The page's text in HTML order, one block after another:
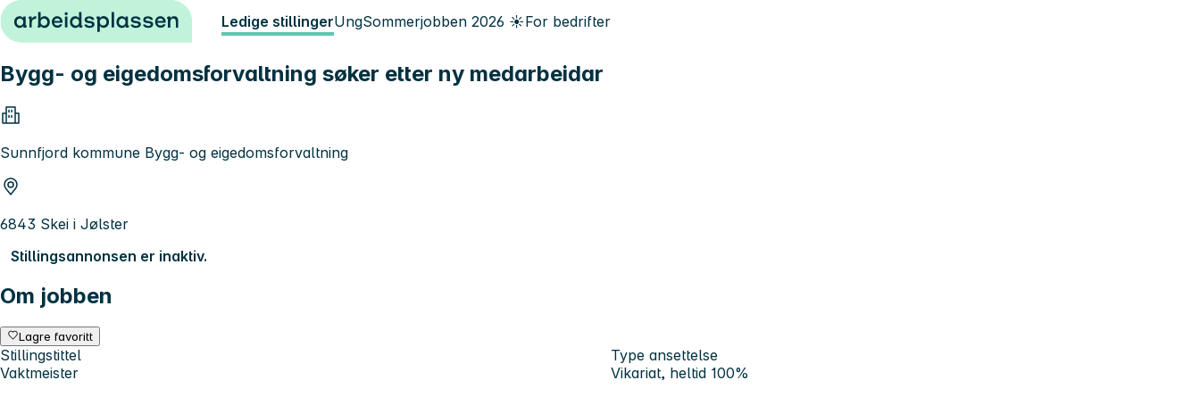
Hopp til innhold Ledige stillingerUngSommerjobben 2026 ☀️For bedrifter
Bygg- og eigedomsforvaltning søker etter ny medarbeidar
Sunnfjord kommune Bygg- og eigedomsforvaltning
6843 Skei i Jølster
Stillingsannonsen er inaktiv.
Om jobben
Lagre favoritt
Stillingstittel
Vaktmeister
Type ansettelse
Vikariat, heltid 100%